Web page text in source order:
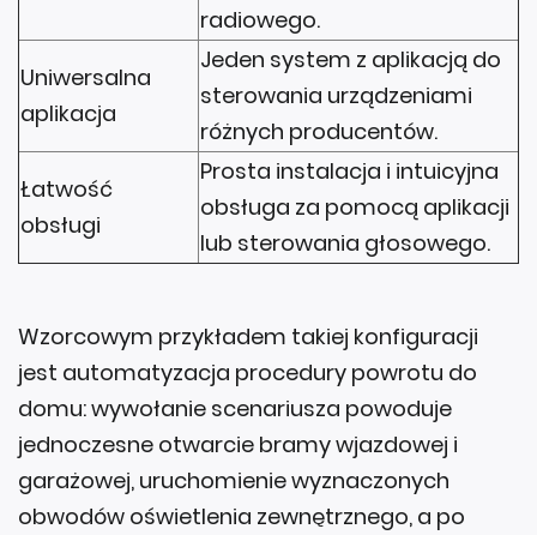
radiowego.
Uniwersalna
aplikacja
Jeden system z aplikacją do
sterowania urządzeniami
różnych producentów.
Łatwość
obsługi
Prosta instalacja i intuicyjna
obsługa za pomocą aplikacji
lub sterowania głosowego.
Wzorcowym przykładem takiej konfiguracji
jest automatyzacja procedury powrotu do
domu: wywołanie scenariusza powoduje
jednoczesne otwarcie bramy wjazdowej i
garażowej, uruchomienie wyznaczonych
obwodów oświetlenia zewnętrznego, a po